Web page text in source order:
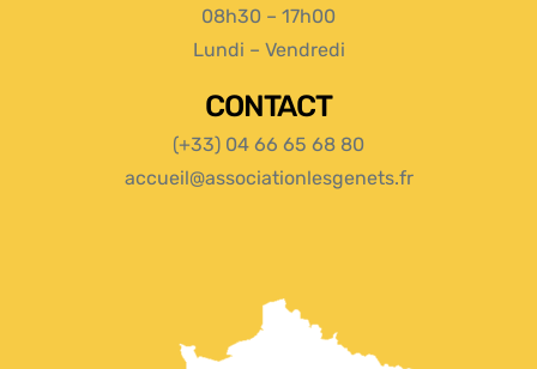
08h30 – 17h00
Lundi – Vendredi
CONTACT
(+33) 04 66 65 68 80
accueil@associationlesgenets.fr